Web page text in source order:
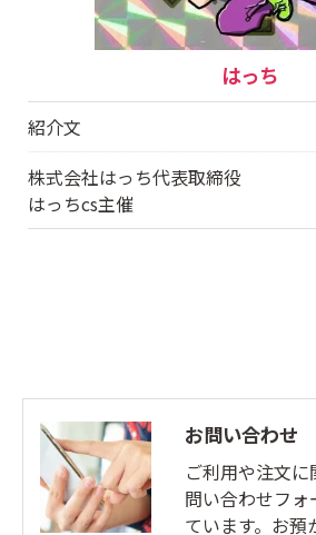
はっち
紹介文
株式会社はっち代表取締役
はっちcs主催
お問い合わせ
ご利用や注文
問い合わせフ
ています。お